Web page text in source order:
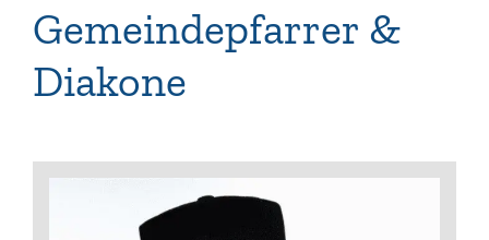
Gemeindepfarrer &
Diakone